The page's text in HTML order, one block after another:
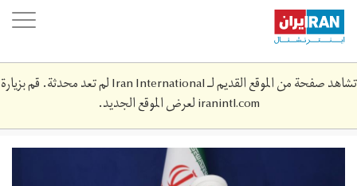
Skip
main
content
تشاهد صفحة من الموقع القديم لـ Iran International لم تعد محدثة. قم بزيارة
iranintl.comلعرض الموقع الجديد.
160794899658768100.jpg